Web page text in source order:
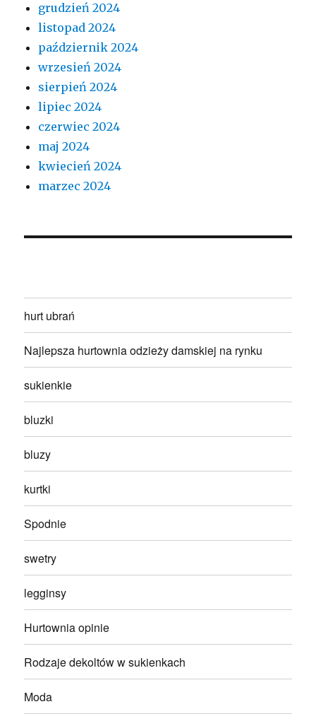
grudzień 2024
listopad 2024
październik 2024
wrzesień 2024
sierpień 2024
lipiec 2024
czerwiec 2024
maj 2024
kwiecień 2024
marzec 2024
hurt ubrań
Najlepsza hurtownia odzieży damskiej na rynku
sukienkie
bluzki
bluzy
kurtki
Spodnie
swetry
legginsy
Hurtownia opinie
Rodzaje dekoltów w sukienkach
Moda